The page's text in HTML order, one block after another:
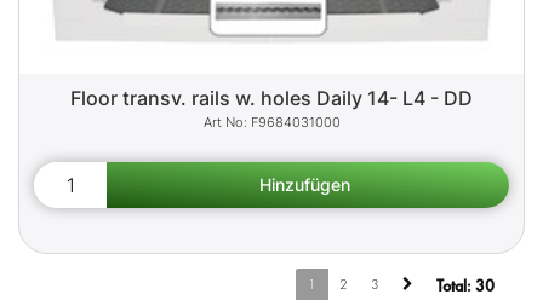
Floor transv. rails w. holes Daily 14- L4 - DD
F9684031000
1 2 3 Total: 30